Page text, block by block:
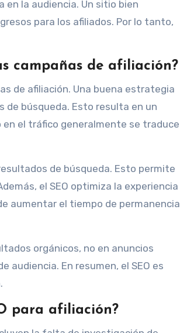
en la audiencia. Un sitio bien
para los afiliados. Por lo tanto,
campañas de afiliación?
de afiliación. Una buena estrategia
de búsqueda. Esto resulta en un
en el tráfico generalmente se traduce
de búsqueda. Esto permite
el SEO optimiza la experiencia
aumentar el tiempo de permanencia
orgánicos, no en anuncios
audiencia. En resumen, el SEO es
para afiliación?